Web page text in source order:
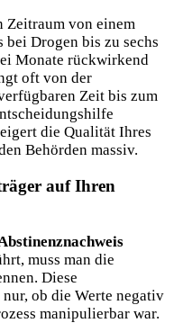
Zeitraum von einem
bei Drogen bis zu sechs
Monate rückwirkend
oft von der
Zeit bis zum
die Qualität Ihres
Behörden massiv.
auf Ihren
muss man die
Diese
ob die Werte negativ
manipulierbar war.